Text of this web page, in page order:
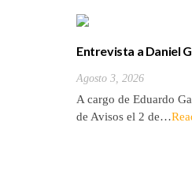
Entrevista a Daniel
Agosto 3, 2026
A cargo de Eduardo
de Avisos el 2 de…